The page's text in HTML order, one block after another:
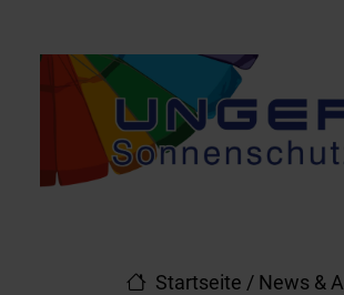
Hauptnavigation
Startseite / News &